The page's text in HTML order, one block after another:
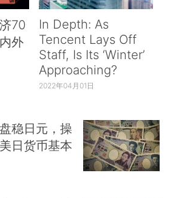
70
外
In Depth: As
Tencent Lays Off
Staff, Is Its ‘Winter’
Approaching?
2022年04月01日
稳日元，操
日货币基本